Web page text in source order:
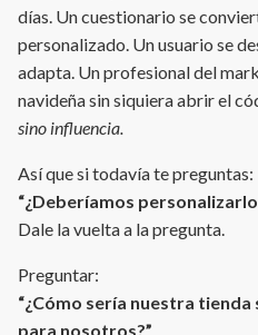
días. Un cuestionario se
personalizado. Un usuario se
adapta. Un profesional del
navideña sin siquiera abrir el
sino influencia.
Así que si todavía te preguntas:
“¿Deberíamos
Dale la vuelta a la pregunta.
Preguntar:
“¿Cómo sería nuestra
para nosotros?”